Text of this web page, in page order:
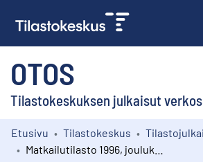
OTOS
Tilastokeskuksen julkaisut
Kokoelmat
Etusivu Tilastokeskus